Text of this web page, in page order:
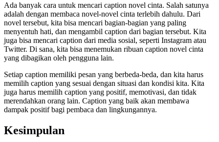
Ada banyak cara untuk mencari caption novel cinta. Salah satunya
adalah dengan membaca novel-novel cinta terlebih dahulu. Dari
novel tersebut, kita bisa mencari bagian-bagian yang paling
menyentuh hati, dan mengambil caption dari bagian tersebut. Kita
juga bisa mencari caption dari media sosial, seperti Instagram atau
Twitter. Di sana, kita bisa menemukan ribuan caption novel cinta
yang dibagikan oleh pengguna lain.
Setiap caption memiliki pesan yang berbeda-beda, dan kita harus
memilih caption yang sesuai dengan situasi dan kondisi kita. Kita
juga harus memilih caption yang positif, memotivasi, dan tidak
merendahkan orang lain. Caption yang baik akan membawa
dampak positif bagi pembaca dan lingkungannya.
Kesimpulan